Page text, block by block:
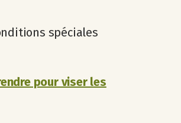
spéciales
pour viser les